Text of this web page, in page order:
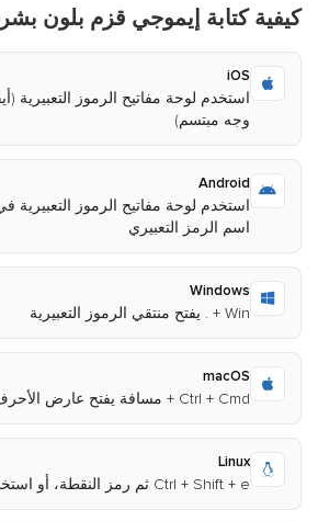
كيفية كتابة إيموجي قزم بلون
iOS
استخدم لوحة مفاتيح الرموز التعبيرية
وجه مبتسم)
Android
اسم الرمز التعبيري
Windows
Win + . يفتح منتقي الرموز التعبيرية
macOS
Ctrl + Cmd + مسافة يفتح عارض الأحرف
Linux
Ctrl + Shift + e ثم رمز النقطة، أو استخدم منتقي IBus